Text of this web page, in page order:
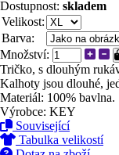
Dostupnost: skladem
Velikost:
Barva:
Množství:
Tričko, s dlouhým
Kalhoty jsou dlouhé,
Materiál: 100% bavlna.
Výrobce: KEY
Související
Tabulka velikostí